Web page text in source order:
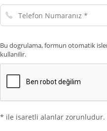
Telefon
Numaranız
Bu dogrulama, formun otomatik
kullanilir.
* ile isaretli alanlar zorunludur.